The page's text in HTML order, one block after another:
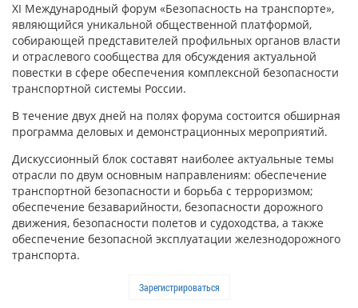
ХI Международный форум «Безопасность на транспорте»,
являющийся уникальной общественной платформой,
собирающей представителей профильных органов власти
и отраслевого сообщества для обсуждения актуальной
повестки в сфере обеспечения комплексной безопасности
транспортной системы России.
В течение двух дней на полях форума состоится обширная
программа деловых и демонстрационных мероприятий.
Дискуссионный блок составят наиболее актуальные темы
отрасли по двум основным направлениям: обеспечение
транспортной безопасности и борьба с терроризмом;
обеспечение безаварийности, безопасности дорожного
движения, безопасности полетов и судоходства, а также
обеспечение безопасной эксплуатации железнодорожного
транспорта.
Зарегистрироваться